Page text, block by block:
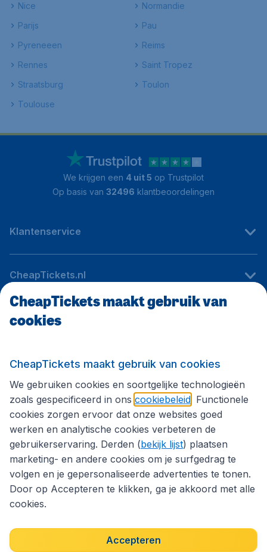
Nice
Normandie
Parijs
Pau
Pyreneeen
Reims
Rennes
Saint Tropez
Straatsburg
Toulon
Toulouse
We krijgen een 4 uit 5 op Trustpilot
Op basis van 32496 klantbeoordelingen
Klantenservice
CheapTickets.nl
Internationale sites
Volg CheapTickets.nl
Privacybeleid
CheapTickets maakt gebruik van
cookies
CheapTickets maakt gebruik van cookies
We gebruiken cookies en soortgelijke technologieën
zoals gespecificeerd in ons cookiebeleid . Functionele
cookies zorgen ervoor dat onze websites goed
werken en analytische cookies verbeteren de
gebruikerservaring. Derden (bekijk lijst) plaatsen
marketing- en andere cookies om je surfgedrag te
volgen en je gepersonaliseerde advertenties te tonen.
Door op Accepteren te klikken, ga je akkoord met alle
cookies.
Accepteren